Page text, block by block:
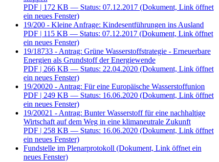
PDF | 172 KB — Status: 07.12.2017 (Dokument, Link öffnet
ein neues Fenster)
19/200 - Kleine Anfrage: Kindesentführungen ins Ausland
PDF | 115 KB — Status: 07.12.2017 (Dokument, Link öffnet
ein neues Fenster)
19/18733 - Antrag: Grüne Wasserstoffstrategie - Erneuerbare
Energien als Grundstoff der Energiewende
PDF | 266 KB — Status: 22.04.2020 (Dokument, Link öffnet
ein neues Fenster)
19/20020 - Antrag: Für eine Europäische Wasserstoffunion
PDF | 249 KB — Status: 16.06.2020 (Dokument, Link öffnet
ein neues Fenster)
19/20021 - Antrag: Bunter Wasserstoff für eine nachhaltige
Wirtschaft auf dem Weg in eine klimaneutrale Zukunft
PDF | 258 KB — Status: 16.06.2020 (Dokument, Link öffnet
ein neues Fenster)
Fundstelle im Plenarprotokoll (Dokument, Link öffnet ein
neues Fenster)